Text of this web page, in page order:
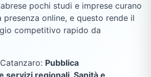
pochi studi e imprese curano
online, e questo rende il
competitivo rapido da
Catanzaro: Pubblica